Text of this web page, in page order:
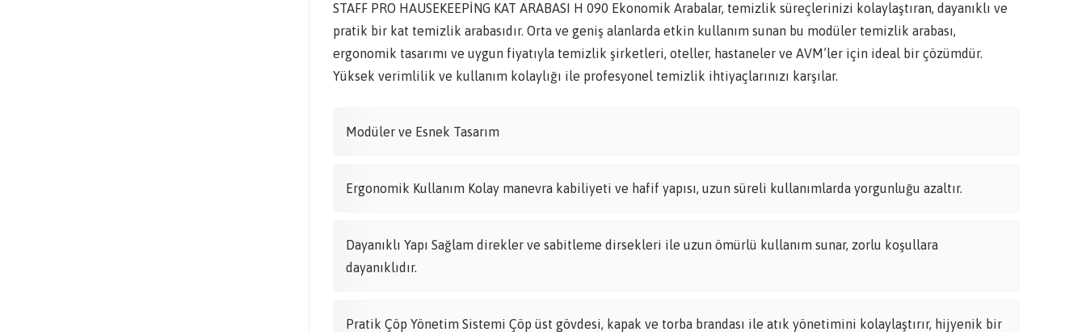
STAFF PRO HAUSEKEEPİNG KAT ARABASI H 090 Ekonomik Arabalar, temizlik süreçlerinizi kolaylaştıran, dayanıklı ve
pratik bir kat temizlik arabasıdır. Orta ve geniş alanlarda etkin kullanım sunan bu modüler temizlik arabası,
ergonomik tasarımı ve uygun fiyatıyla temizlik şirketleri, oteller, hastaneler ve AVM’ler için ideal bir çözümdür.
Yüksek verimlilik ve kullanım kolaylığı ile profesyonel temizlik ihtiyaçlarınızı karşılar.
Modüler ve Esnek Tasarım
Ergonomik Kullanım Kolay manevra kabiliyeti ve hafif yapısı, uzun süreli kullanımlarda yorgunluğu azaltır.
Dayanıklı Yapı Sağlam direkler ve sabitleme dirsekleri ile uzun ömürlü kullanım sunar, zorlu koşullara
dayanıklıdır.
Pratik Çöp Yönetim Sistemi Çöp üst gövdesi, kapak ve torba brandası ile atık yönetimini kolaylaştırır, hijyenik bir